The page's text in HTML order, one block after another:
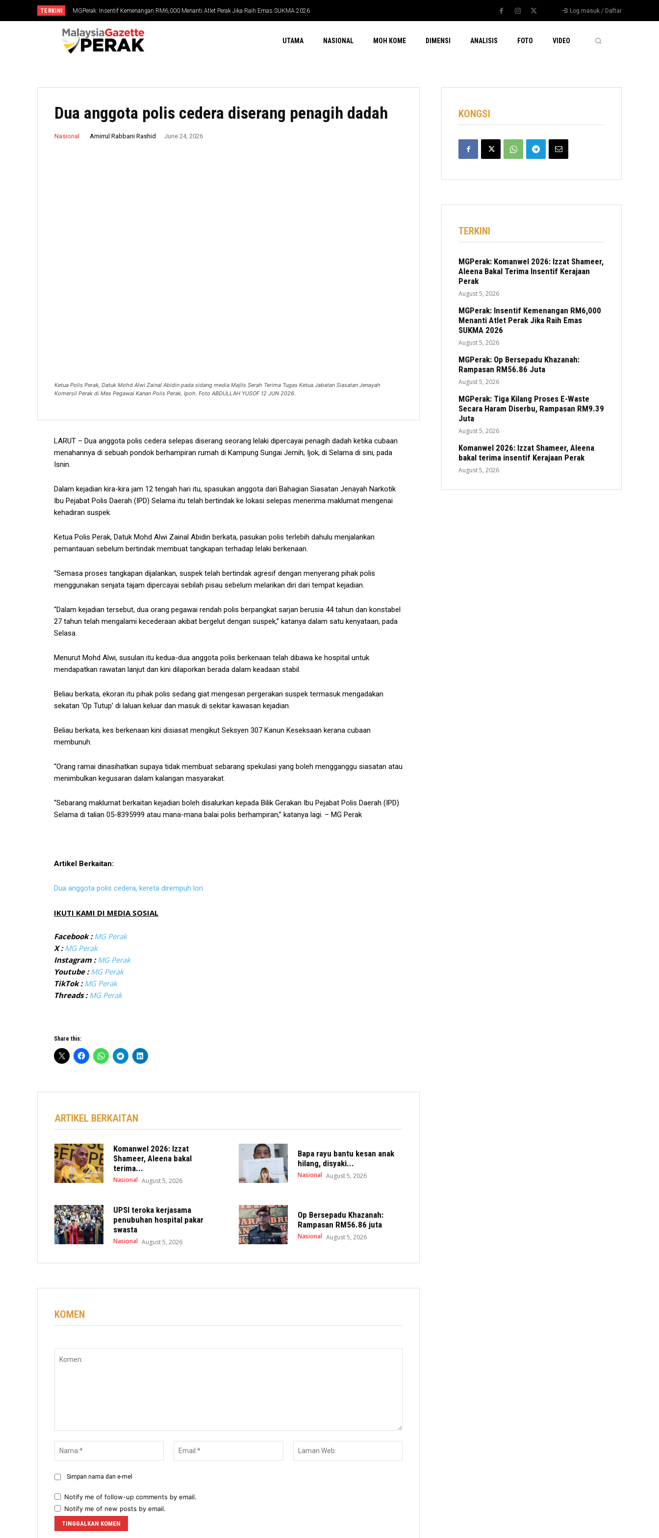
TERKINI MGPerak: Insentif Kemenangan RM6,000 Menanti Atlet Perak Jika Raih Emas SUKMA 2026 Log masuk / Daftar
UTAMA NASIONAL MOH KOME DIMENSI ANALISIS FOTO VIDEO
Dua anggota polis cedera diserang penagih dadah
Nasional Amirrul Rabbani Rashid June 24, 2026
Ketua Polis Perak, Datuk Mohd Alwi Zainal Abidin pada sidang media Majlis Serah Terima Tugas Ketua Jabatan Siasatan Jenayah
Komersil Perak di Mes Pegawai Kanan Polis Perak, Ipoh. Foto ABDULLAH YUSOF 12 JUN 2026.
LARUT – Dua anggota polis cedera selepas diserang seorang lelaki dipercayai penagih dadah ketika cubaan
menahannya di sebuah pondok berhampiran rumah di Kampung Sungai Jernih, Ijok, di Selama di sini, pada
Isnin.
Dalam kejadian kira-kira jam 12 tengah hari itu, spasukan anggota dari Bahagian Siasatan Jenayah Narkotik
Ibu Pejabat Polis Daerah (IPD) Selama itu telah bertindak ke lokasi selepas menerima maklumat mengenai
kehadiran suspek.
Ketua Polis Perak, Datuk Mohd Alwi Zainal Abidin berkata, pasukan polis terlebih dahulu menjalankan
pemantauan sebelum bertindak membuat tangkapan terhadap lelaki berkenaan.
“Semasa proses tangkapan dijalankan, suspek telah bertindak agresif dengan menyerang pihak polis
menggunakan senjata tajam dipercayai sebilah pisau sebelum melarikan diri dari tempat kejadian.
“Dalam kejadian tersebut, dua orang pegawai rendah polis berpangkat sarjan berusia 44 tahun dan konstabel
27 tahun telah mengalami kecederaan akibat bergelut dengan suspek,” katanya dalam satu kenyataan, pada
Selasa.
Menurut Mohd Alwi, susulan itu kedua-dua anggota polis berkenaan telah dibawa ke hospital untuk
mendapatkan rawatan lanjut dan kini dilaporkan berada dalam keadaan stabil.
Beliau berkata, ekoran itu pihak polis sedang giat mengesan pergerakan suspek termasuk mengadakan
sekatan ‘Op Tutup’ di laluan keluar dan masuk di sekitar kawasan kejadian.
Beliau berkata, kes berkenaan kini disiasat mengikut Seksyen 307 Kanun Keseksaan kerana cubaan
membunuh.
“Orang ramai dinasihatkan supaya tidak membuat sebarang spekulasi yang boleh mengganggu siasatan atau
menimbulkan kegusaran dalam kalangan masyarakat.
“Sebarang maklumat berkaitan kejadian boleh disalurkan kepada Bilik Gerakan Ibu Pejabat Polis Daerah (IPD)
Selama di talian 05-8395999 atau mana-mana balai polis berhampiran,” katanya lagi. – MG Perak
Artikel Berkaitan:
Dua anggota polis cedera, kereta dirempuh lori
IKUTI KAMI DI MEDIA SOSIAL
Facebook : MG Perak
X : MG Perak
Instagram : MG Perak
Youtube : MG Perak
TikTok : MG Perak
Threads : MG Perak
Share this:
ARTIKEL BERKAITAN
Komanwel 2026: Izzat
Shameer, Aleena bakal
terima...
Nasional August 5, 2026
Bapa rayu bantu kesan anak
hilang, disyaki...
Nasional August 5, 2026
UPSI teroka kerjasama
penubuhan hospital pakar
swasta
Nasional August 5, 2026
Op Bersepadu Khazanah:
Rampasan RM56.86 juta
Nasional August 5, 2026
KOMEN
Simpan nama dan e-mel
Notify me of follow-up comments by email.
Notify me of new posts by email.
KONGSI
TERKINI
MGPerak: Komanwel 2026: Izzat Shameer,
Aleena Bakal Terima Insentif Kerajaan
Perak
August 5, 2026
MGPerak: Insentif Kemenangan RM6,000
Menanti Atlet Perak Jika Raih Emas
SUKMA 2026
August 5, 2026
MGPerak: Op Bersepadu Khazanah:
Rampasan RM56.86 Juta
August 5, 2026
MGPerak: Tiga Kilang Proses E-Waste
Secara Haram Diserbu, Rampasan RM9.39
Juta
August 5, 2026
Komanwel 2026: Izzat Shameer, Aleena
bakal terima insentif Kerajaan Perak
August 5, 2026